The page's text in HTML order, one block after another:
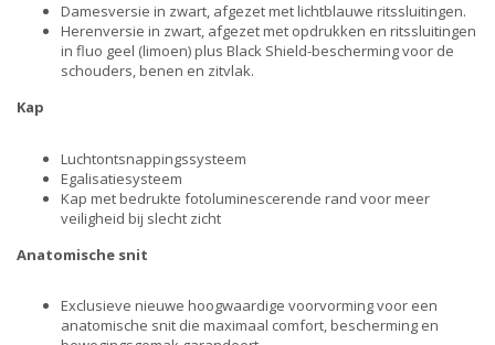
Damesversie in zwart, afgezet met lichtblauwe ritssluitingen.
Herenversie in zwart, afgezet met opdrukken en ritssluitingen
in fluo geel (limoen) plus Black Shield-bescherming voor de
schouders, benen en zitvlak.
Kap
Luchtontsnappingssysteem
Egalisatiesysteem
Kap met bedrukte fotoluminescerende rand voor meer
veiligheid bij slecht zicht
Anatomische snit
Exclusieve nieuwe hoogwaardige voorvorming voor een
anatomische snit die maximaal comfort, bescherming en